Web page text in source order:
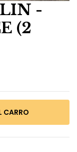
-
(2